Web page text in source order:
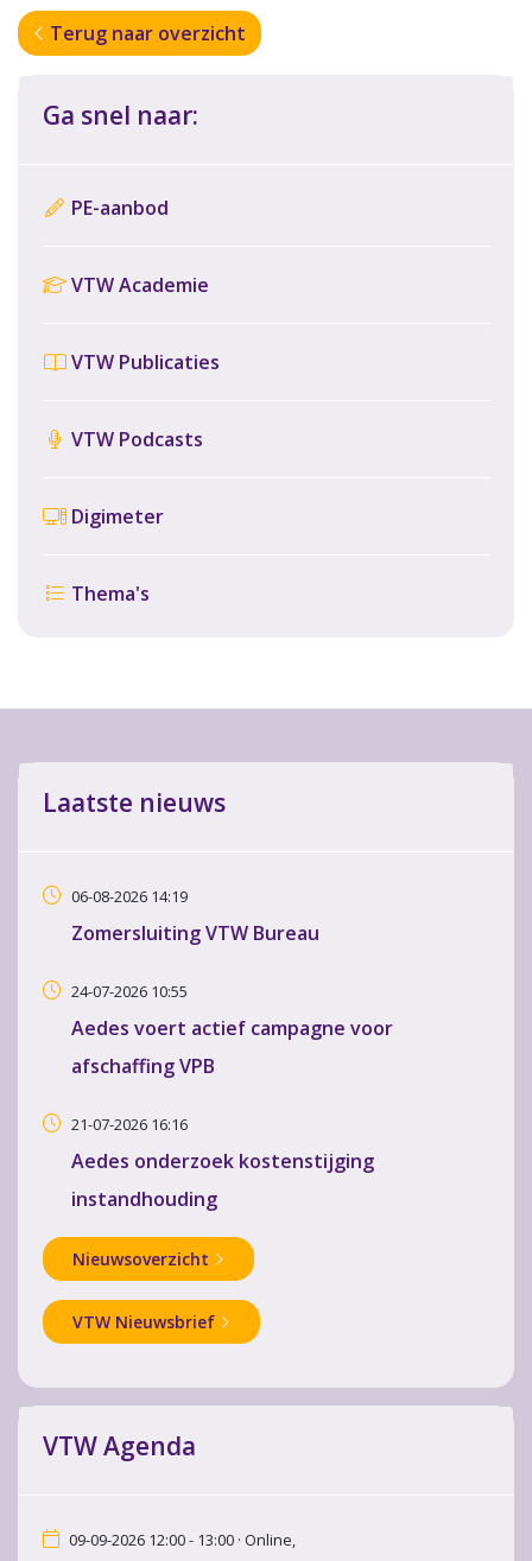
Terug naar overzicht
Ga snel naar:
PE-aanbod
VTW Academie
VTW Publicaties
VTW Podcasts
Digimeter
Thema's
Laatste nieuws
06-08-2026 14:19
Zomersluiting VTW Bureau
24-07-2026 10:55
Aedes voert actief campagne voor
afschaffing VPB
21-07-2026 16:16
Aedes onderzoek kostenstijging
instandhouding
Nieuwsoverzicht
VTW Nieuwsbrief
VTW Agenda
09-09-2026 12:00 - 13:00 · Online,